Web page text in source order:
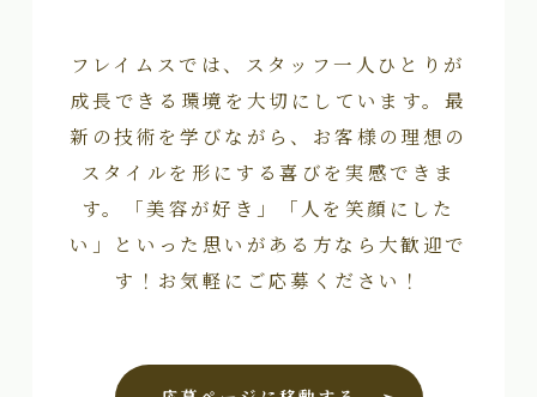
フレイムスでは、スタッフ一人ひとりが
成長できる環境を大切にしています。最
新の技術を学びながら、お客様の理想の
スタイルを形にする喜びを実感できま
す。「美容が好き」「人を笑顔にした
い」といった思いがある方なら大歓迎で
す！お気軽にご応募ください！